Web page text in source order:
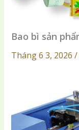
Bao bì sản
Tháng 6 3, 2026